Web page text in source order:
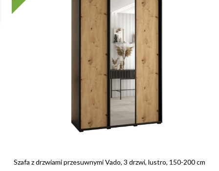
Szafa z drzwiami przesuwnymi Vado, 3 drzwi, lustro, 150-200 cm